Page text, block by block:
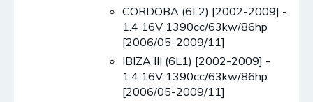
CORDOBA (6L2) [2002-2009] -
1.4 16V 1390cc/63kw/86hp
[2006/05-2009/11]
IBIZA III (6L1) [2002-2009] -
1.4 16V 1390cc/63kw/86hp
[2006/05-2009/11]